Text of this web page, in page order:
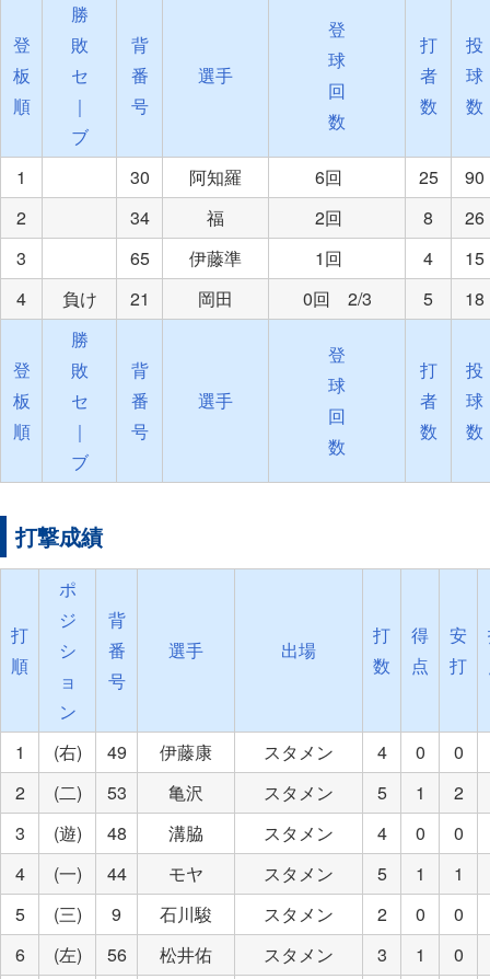
登
板
順
勝
敗
セ
｜
ブ
背
番
号
選手
登
球
回
数
打
者
数
投
球
数
1 30 阿知羅 6回 25
90
2
34 福 2回 8
26
3
65 伊藤準 1回 4
15
4
負け 21 岡田 0回 2/3 5 18
登
板
順
勝
敗
セ
｜
ブ
背
番
号
選手
登
球
回
数
打
者
数
投
球
数
打撃成績
打
順
ポ
ジ
シ
ョ
ン
背
番
号
選手 出場
打
数
得
点
安
打
1 (右) 49 伊藤康 スタメン 4 0
0
2
(二) 53 亀沢 スタメン 5 1
2
3
(遊) 48 溝脇 スタメン 4 0
0
4
(一) 44 モヤ スタメン 5 1
1
5
(三) 9 石川駿 スタメン 2 0
0
6
(左) 56 松井佑 スタメン 3 1
0